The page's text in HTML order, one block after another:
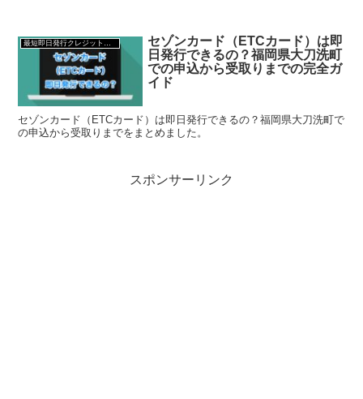
最短即日発行クレジットカード
セゾンカード（ETCカード）は即
日発行できるの？福岡県大刀洗町
での申込から受取りまでの完全ガ
イド
セゾンカード（ETCカード）は即日発行できるの？福岡県大刀洗町で
の申込から受取りまでをまとめました。
スポンサーリンク